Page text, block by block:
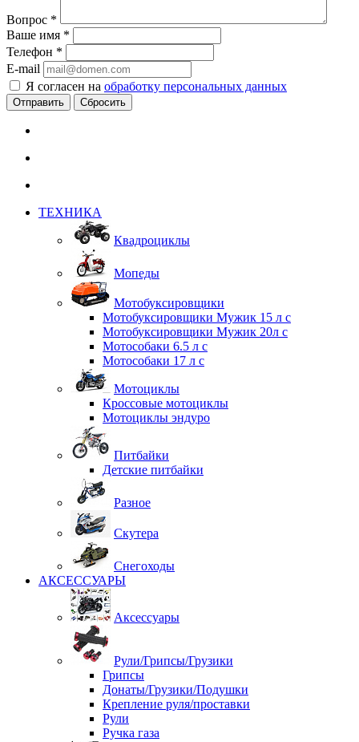
Вопрос *
Ваше имя *
Телефон *
E-mail
Я согласен на обработку персональных данных
Сбросить
ТЕХНИКА
Квадроциклы
Мопеды
Мотобуксировщики
Мотобуксировщики Мужик 15 л с
Мотобуксировщики Мужик 20л с
Мотособаки 6.5 л с
Мотособаки 17 л с
Мотоциклы
Кроссовые мотоциклы
Мотоциклы эндуро
Питбайки
Детские питбайки
Разное
Скутера
Снегоходы
АКСЕССУАРЫ
Аксессуары
Рули/Грипсы/Грузики
Грипсы
Донаты/Грузики/Подушки
Крепление руля/проставки
Рули
Ручка газа